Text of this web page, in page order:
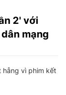
2' với
mạng